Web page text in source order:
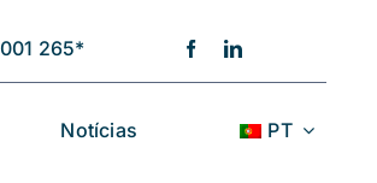
265*
Notícias PT